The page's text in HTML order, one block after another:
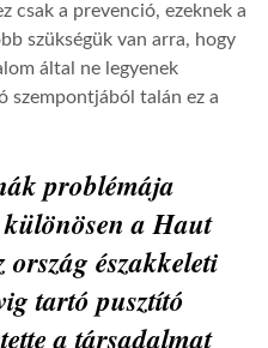
csak a prevenció, ezeknek a
szükségük van arra, hogy
által ne legyenek
szempontjából talán ez a
problémája
különösen a Haut
északkeleti
tartó pusztító
a társadalmat